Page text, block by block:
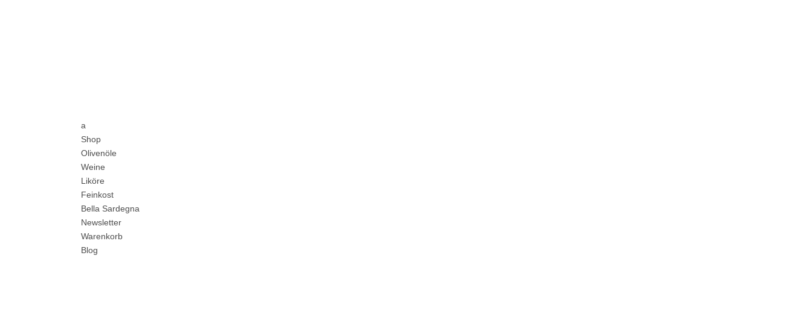
a
Shop
Olivenöle
Weine
Liköre
Feinkost
Bella Sardegna
Newsletter
Warenkorb
Blog